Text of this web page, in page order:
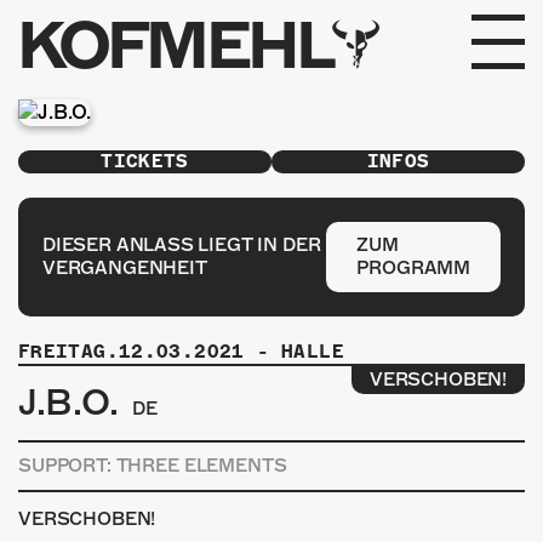
KOFMEHL
PROGRAMM
FABRIKGEFLÜSTER
GALERIE
FOTOGALERIE
PHOTOMAT
INFOS
KONTAKT
TICKETS INFOS
DIESER ANLASS LIEGT IN DER
VERGANGENHEIT
ZUM
PROGRAMM
FREITAG.12.03.2021 - HALLE
J.B.O. DE
VERSCHOBEN!
SUPPORT: THREE ELEMENTS
VERSCHOBEN!